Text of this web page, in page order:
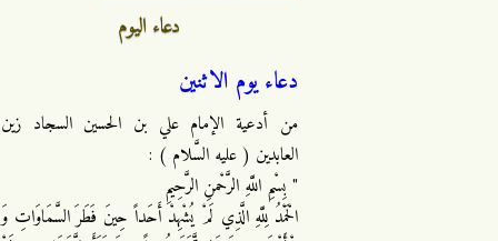
دعاء اليوم
دعاء يوم الاثنين
من أدعية الإمام علي بن الحسين السجاد زين
العابدين ( عليه السَّلام ) :
" بِسْمِ اللَّهِ الرَّحْمنِ الرَّحِيمِ
الْحَمْدُ لِلَّهِ الَّذِي لَمْ يُشْهِدْ أَحَداً حِينَ فَطَرَ السَّمَاوَاتِ وَ